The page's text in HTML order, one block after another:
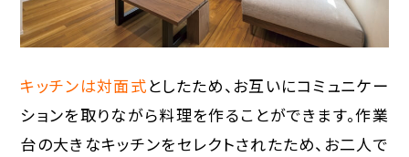
キッチンは対面式としたため、お互いにコミュニケー
ションを取りながら料理を作ることができます。作業
台の大きなキッチンをセレクトされたため、お二人で